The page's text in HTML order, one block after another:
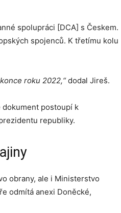
spolupráci [DCA] s Českem.
spojenců. K třetímu kolu
roku 2022,“dodal Jireš.
dokument postoupí k
republiky.
obrany, ale i Ministerstvo
odmítá anexi Doněcké,